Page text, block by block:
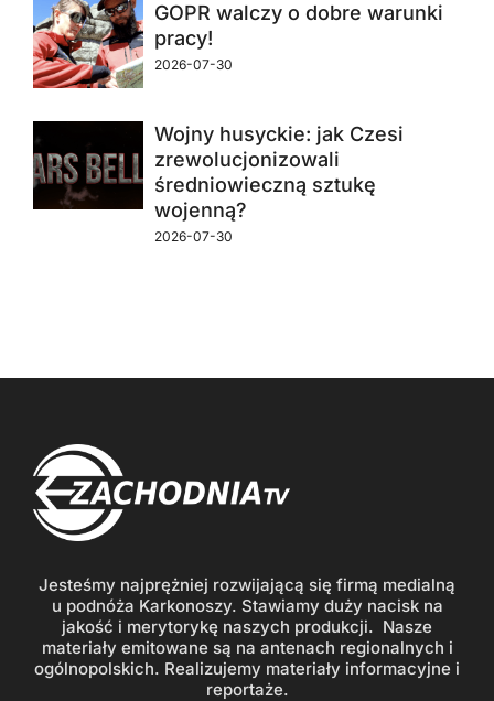
GOPR walczy o dobre warunki
pracy!
2026-07-30
Wojny husyckie: jak Czesi
zrewolucjonizowali
średniowieczną sztukę
wojenną?
2026-07-30
Jesteśmy najprężniej rozwijającą się firmą medialną
u podnóża Karkonoszy. Stawiamy duży nacisk na
jakość i merytorykę naszych produkcji. Nasze
materiały emitowane są na antenach regionalnych i
ogólnopolskich. Realizujemy materiały informacyjne i
reportaże.